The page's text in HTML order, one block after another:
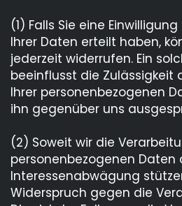
(1) Falls Sie eine
Ihrer Daten erteilt haben,
jederzeit widerrufen. Ein
beeinflusst die Zulässigkeit
Ihrer personenbezogenen
ihn gegenüber uns
(2) Soweit wir die
personenbezogenen Daten
Interessenabwägung
Widerspruch gegen die